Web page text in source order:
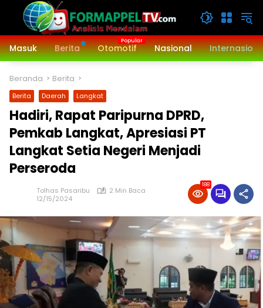
Langsung
konten
Masuk
Berita Otomotif Nasional
Beranda Berita
Berita Daerah Langkat
Hadiri, Rapat Paripurna DPRD,
Pemkab Langkat, Apresiasi PT
Langkat Setia Negeri Menjadi
Perseroda
Tolhas Pasaribu
2 Min Baca
12/15/2024
188